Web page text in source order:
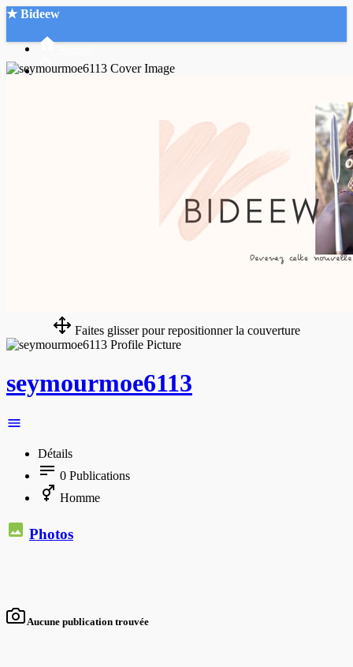
★ Bideew
Faites glisser pour repositionner la couverture
seymourmoe6113
Détails
0 Publications
Homme
Photos
Aucune publication trouvée